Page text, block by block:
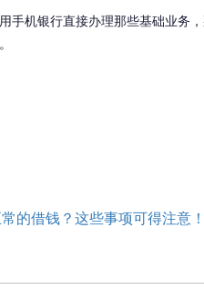
手机银行直接办理那些基础业务
的借钱？这些事项可得注意！